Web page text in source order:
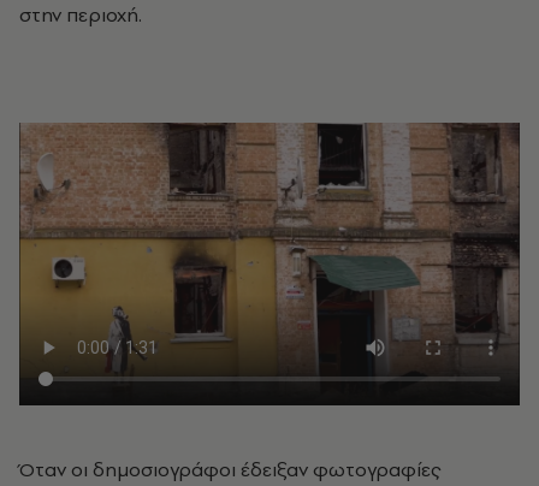
στην περιοχή.
Όταν οι δημοσιογράφοι έδειξαν φωτογραφίες